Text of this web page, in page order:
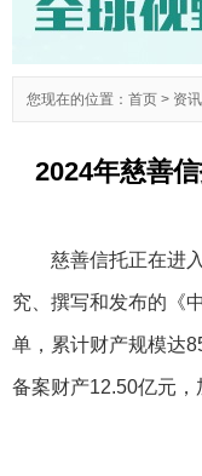
您现在的位置： 首页 > 资讯
2024年慈善
慈善信托正在进
究、撰写和发布的《
单，累计财产规模达
备案财产12.50亿元